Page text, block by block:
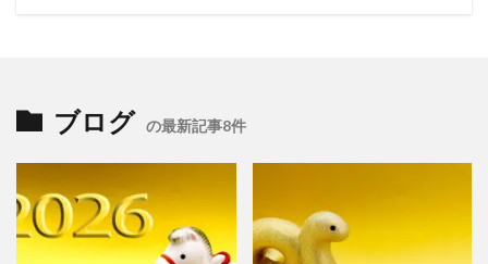
ブログ の最新記事8件